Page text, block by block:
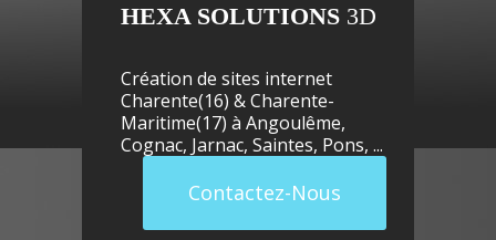
Maguy -
HEXA SOLUTIONS 3D
Création de sites internet
Charente(16) & Charente-
Maritime(17) à Angoulême,
Cognac, Jarnac, Saintes, Pons, ...
Contactez-Nous